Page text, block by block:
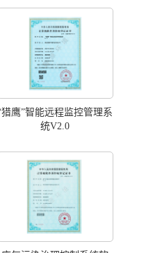
猎鹰”智能远程监控管理系
统V2.0